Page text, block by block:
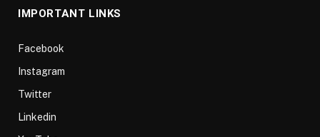
IMPORTANT LINKS
Facebook
Instagram
Twitter
Linkedin